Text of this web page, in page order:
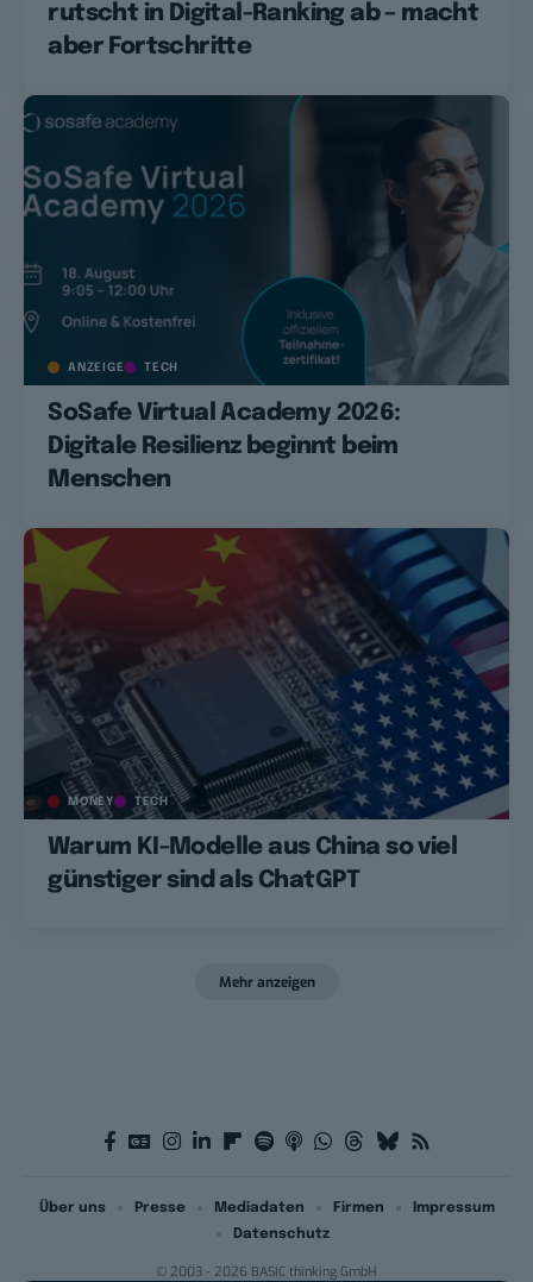
rutscht in Digital-Ranking ab – macht
aber Fortschritte
ANZEIGE TECH
SoSafe Virtual Academy 2026:
Digitale Resilienz beginnt beim
Menschen
MONEY TECH
Warum KI-Modelle aus China so viel
günstiger sind als ChatGPT
Mehr anzeigen
© 2003 - 2026 BASIC thinking GmbH
Über uns Presse Mediadaten Firmen
Impressum
Datenschutz